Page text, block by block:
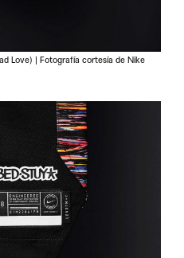
Love) | Fotografía cortesía de Nike